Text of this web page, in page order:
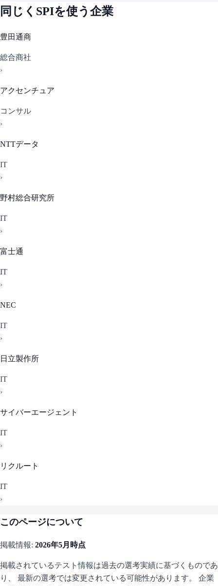
同じく SPIを使う企業
豊田通商
総合商社
›
アクセンチュア
コンサル
›
NTTデータ
IT
›
野村総合研究所
IT
›
富士通
IT
›
NEC
IT
›
日立製作所
IT
›
サイバーエージェント
IT
›
リクルート
IT
›
このページについて
掲載情報: 2026年5月 時点
掲載されているテスト情報は過去の選考実績に基づくものであ
り、 最新の選考では変更されている可能性があります。 企業